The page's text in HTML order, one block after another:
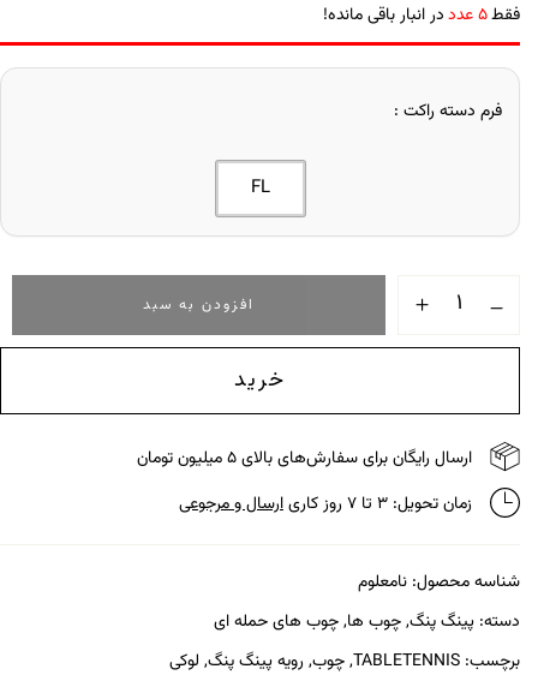
فقط5 عدد در انبار باقی مانده!
فرم دسته راکت
FL
افزودن به سبد
خرید
ارسال رایگان برای سفارش‌های بالای ۵ میلیون تومان
زمان تحویل: ۳ تا ۷ روز کاری
ارسال و مرجوعی
شناسه محصول: نامعلوم
دسته: پینگ پنگ,چوب ها,چوب های حمله ای
برچسب: TABLETENNIS
,چوب, رویه پینگ پنگ, لوکی